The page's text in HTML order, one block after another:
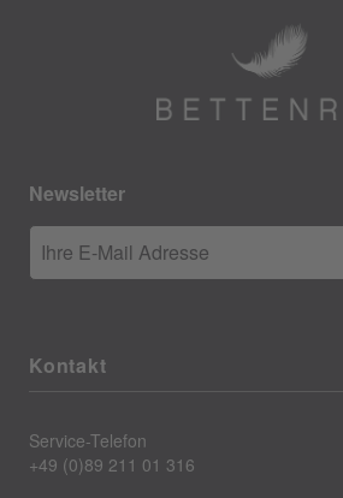
Newsletter
Ihre E-Mail Adresse
Kontakt
Service-Telefon
+49 (0)89 211 01 316